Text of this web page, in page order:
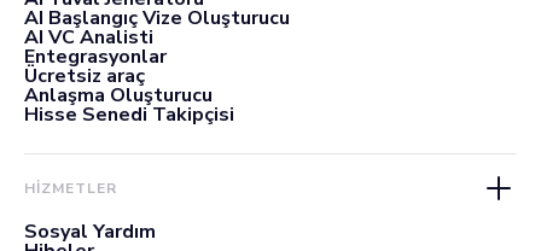
AI Başlangıç Vize Oluşturucu
AI VC Analisti
Entegrasyonlar
Ücretsiz araç
Anlaşma Oluşturucu
Hisse Senedi Takipçisi
HİZMETLER
Sosyal Yardım